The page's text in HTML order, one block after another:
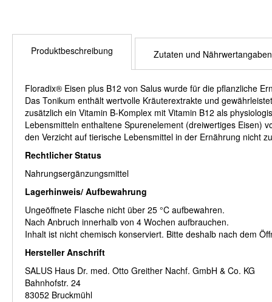
Produktbeschreibung
Floradix® Eisen plus B12 von Salus wurde für die pflanzliche
Das Tonikum enthält wertvolle Kräuterextrakte und
zusätzlich ein Vitamin B-Komplex mit Vitamin B12 als
Lebensmitteln enthaltene Spurenelement (dreiwertiges Eisen)
den Verzicht auf tierische Lebensmittel in der Ernährung nicht
Rechtlicher Status
Nahrungsergänzungsmittel
Lagerhinweis/ Aufbewahrung
Ungeöffnete Flasche nicht über 25 °C aufbewahren.
Nach Anbruch innerhalb von 4 Wochen aufbrauchen.
Inhalt ist nicht chemisch konserviert. Bitte deshalb nach dem
Hersteller Anschrift
SALUS Haus Dr. med. Otto Greither Nachf. GmbH & Co. KG
Bahnhofstr. 24
83052 Bruckmühl
Zutaten und Nährwertangaben